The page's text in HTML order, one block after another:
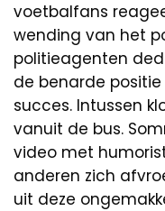
voetbalfans
wending van het
politieagenten
de benarde
succes. Intussen
vanuit de bus.
video met
anderen zich
uit deze